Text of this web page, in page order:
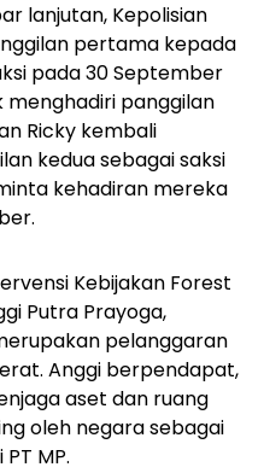
lanjutan, Kepolisian
pertama kepada
pada 30 September
menghadiri panggilan
Ricky kembali
kedua sebagai saksi
kehadiran mereka
Kebijakan Forest
Putra Prayoga,
pelanggaran
Anggi berpendapat,
aset dan ruang
oleh negara sebagai
MP.